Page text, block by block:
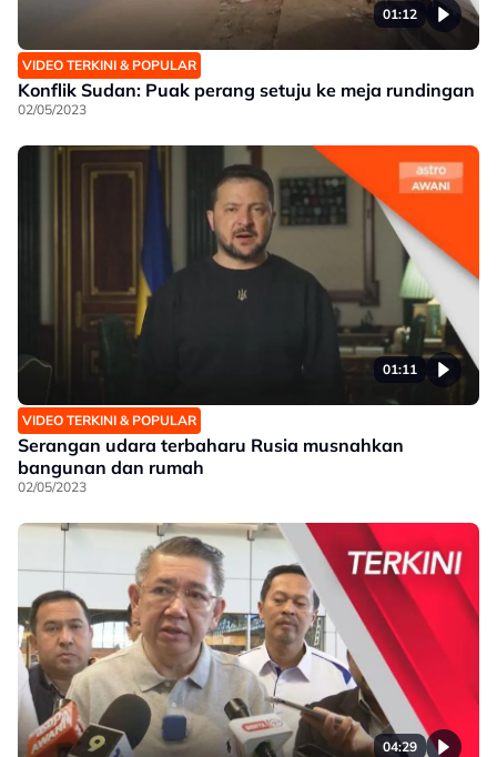
01:12
VIDEO TERKINI & POPULAR
Konflik Sudan: Puak perang setuju ke meja rundingan
02/05/2023
01:11
VIDEO TERKINI & POPULAR
Serangan udara terbaharu Rusia musnahkan
bangunan dan rumah
02/05/2023
04:29